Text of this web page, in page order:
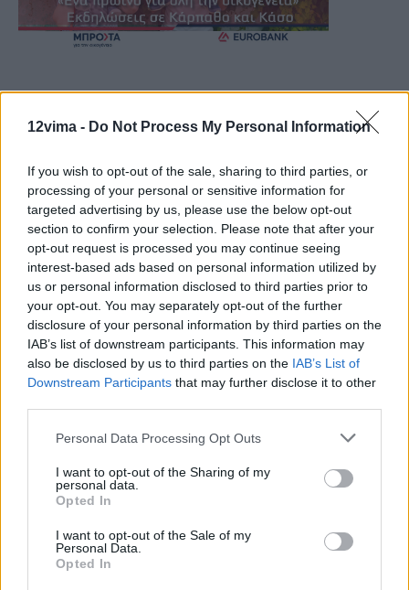
12vima - Do Not Process My Personal Information
If you wish to opt-out of the sale, sharing to third parties, or
processing of your personal or sensitive information for
targeted advertising by us, please use the below opt-out
section to confirm your selection. Please note that after your
opt-out request is processed you may continue seeing
interest-based ads based on personal information utilized by
us or personal information disclosed to third parties prior to
your opt-out. You may separately opt-out of the further
disclosure of your personal information by third parties on the
IAB’s list of downstream participants. This information may
also be disclosed by us to third parties on the IAB’s List of
Downstream Participants that may further disclose it to other
Personal Data Processing Opt Outs
I want to opt-out of the Sharing of my
personal data.
Opted In
I want to opt-out of the Sale of my
Personal Data.
Opted In